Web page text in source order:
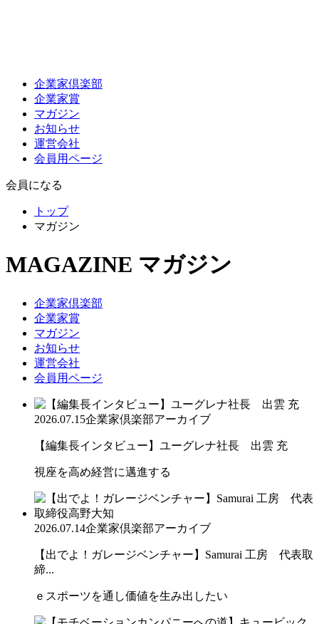
企業家倶楽部
企業家賞
マガジン
お知らせ
運営会社
会員用ページ
会員になる
トップ
マガジン
MAGAZINE マガジン
企業家倶楽部
企業家賞
マガジン
お知らせ
運営会社
会員用ページ
2026.07.15企業家倶楽部アーカイブ
【編集長インタビュー】ユーグレナ社長 出雲 充
視座を高め経営に邁進する
2026.07.14企業家倶楽部アーカイブ
【出でよ！ガレージベンチャー】Samurai 工房 代表取
締...
ｅスポーツを通し価値を生み出したい